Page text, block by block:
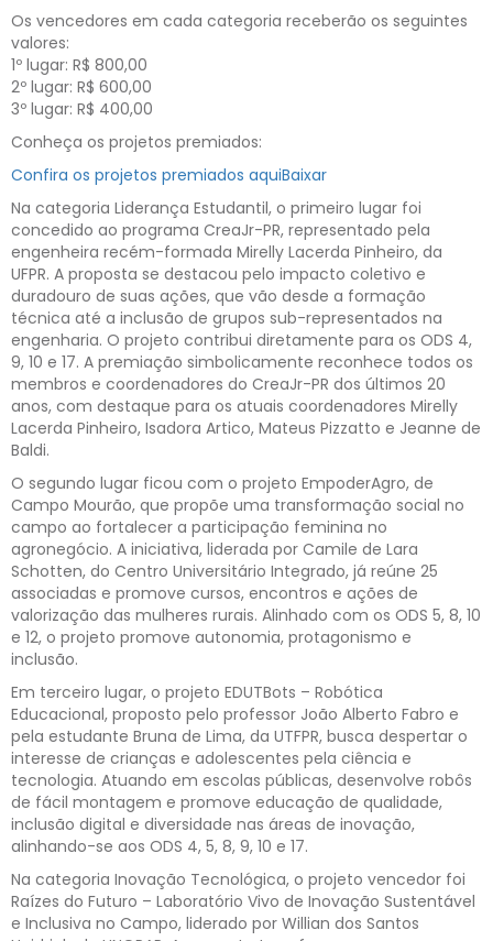
Os vencedores em cada categoria receberão os seguintes
valores:
1º lugar: R$ 800,00
2º lugar: R$ 600,00
3º lugar: R$ 400,00
Conheça os projetos premiados:
Confira os projetos premiados aquiBaixar
Na categoria Liderança Estudantil, o primeiro lugar foi
concedido ao programa CreaJr-PR, representado pela
engenheira recém-formada Mirelly Lacerda Pinheiro, da
UFPR. A proposta se destacou pelo impacto coletivo e
duradouro de suas ações, que vão desde a formação
técnica até a inclusão de grupos sub-representados na
engenharia. O projeto contribui diretamente para os ODS 4,
9, 10 e 17. A premiação simbolicamente reconhece todos os
membros e coordenadores do CreaJr-PR dos últimos 20
anos, com destaque para os atuais coordenadores Mirelly
Lacerda Pinheiro, Isadora Artico, Mateus Pizzatto e Jeanne de
Baldi.
O segundo lugar ficou com o projeto EmpoderAgro, de
Campo Mourão, que propõe uma transformação social no
campo ao fortalecer a participação feminina no
agronegócio. A iniciativa, liderada por Camile de Lara
Schotten, do Centro Universitário Integrado, já reúne 25
associadas e promove cursos, encontros e ações de
valorização das mulheres rurais. Alinhado com os ODS 5, 8, 10
e 12, o projeto promove autonomia, protagonismo e
inclusão.
Em terceiro lugar, o projeto EDUTBots – Robótica
Educacional, proposto pelo professor João Alberto Fabro e
pela estudante Bruna de Lima, da UTFPR, busca despertar o
interesse de crianças e adolescentes pela ciência e
tecnologia. Atuando em escolas públicas, desenvolve robôs
de fácil montagem e promove educação de qualidade,
inclusão digital e diversidade nas áreas de inovação,
alinhando-se aos ODS 4, 5, 8, 9, 10 e 17.
Na categoria Inovação Tecnológica, o projeto vencedor foi
Raízes do Futuro – Laboratório Vivo de Inovação Sustentável
e Inclusiva no Campo, liderado por Willian dos Santos